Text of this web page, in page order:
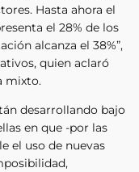
Hasta ahora el
el 28% de los
alcanza el 38%”,
quien aclaró
mixto.
desarrollando bajo
en que -por las
el uso de nuevas